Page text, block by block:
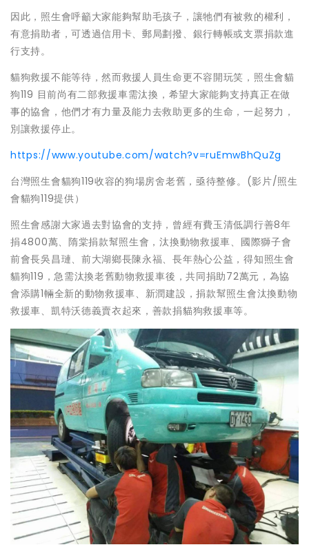
因此，照生會呼籲大家能夠幫助毛孩子，讓牠們有被救的權利，
有意捐助者，可透過信用卡、郵局劃撥、銀行轉帳或支票捐款進
行支持。
貓狗救援不能等待，然而救援人員生命更不容開玩笑，照生會貓
狗119 目前尚有二部救援車需汰換，希望大家能夠支持真正在做
事的協會，他們才有力量及能力去救助更多的生命，一起努力，
別讓救援停止。
https://www.youtube.com/watch?v=ruEmwBhQuZg
台灣照生會貓狗119收容的狗場房舍老舊，亟待整修。(影片/照生
會貓狗119提供）
照生會感謝大家過去對協會的支持，曾經有費玉清低調行善8年
捐4800萬、隋棠捐款幫照生會，汰換動物救援車、國際獅子會
前會長吳昌璉、前大湖鄉長陳永福、長年熱心公益，得知照生會
貓狗119，急需汰換老舊動物救援車後，共同捐助72萬元，為協
會添購1輛全新的動物救援車、新潤建設，捐款幫照生會汰換動物
救援車、凱特沃德義賣衣起來，善款捐貓狗救援車等。